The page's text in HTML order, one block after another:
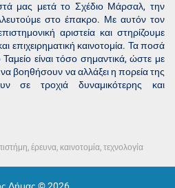
μας μετά το Σχέδιο Μάρσαλ, την
στο έπακρο. Με αυτόν τον
αριστεία και στηρίζουμε
επιχειρηματική καινοτομία. Τα ποσά
είναι τόσο σημαντικά, ώστε με
βοηθήσουν να αλλάξει η πορεία της
σε τροχιά δυναμικότερης και
, έρευνα, καινοτομία, τεχνολογία